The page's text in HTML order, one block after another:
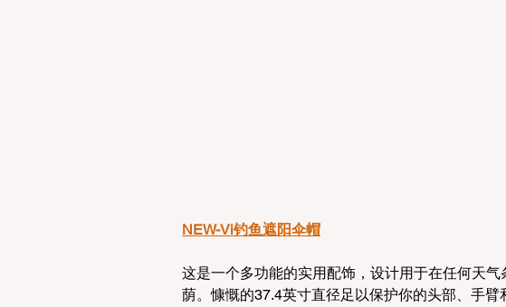
NEW-Vi钓鱼遮阳伞帽
这是一个多功能的实用配饰，设计用于在任何天
荫。慷慨的37.4英寸直径足以保护你的头部、手